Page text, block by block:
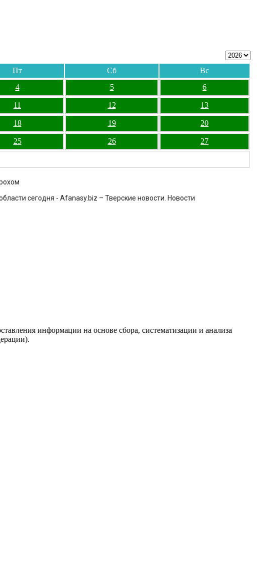
Пт Сб
Вс
4 5 6
11 12 13
18 19 20
25 26 27
сегодня - Afanasy.biz – Тверские новости. Новости
информации на основе сбора, систематизации и анализа